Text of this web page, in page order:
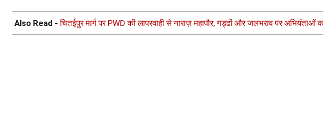
Also Read -चितईपुर मार्ग पर PWD की लापरवाही से नाराज़ महापौर, गड्ढों और जलभराव पर अभियंताओं